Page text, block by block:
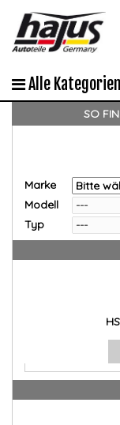
Alle Kategorien
SO
Marke
Modell
Typ